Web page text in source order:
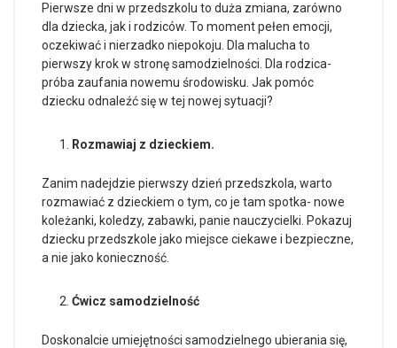
Pierwsze dni w przedszkolu to duża zmiana, zarówno
dla dziecka, jak i rodziców. To moment pełen emocji,
oczekiwać i nierzadko niepokoju. Dla malucha to
pierwszy krok w stronę samodzielności. Dla rodzica-
próba zaufania nowemu środowisku. Jak pomóc
dziecku odnaleźć się w tej nowej sytuacji?
Rozmawiaj z dzieckiem.
Zanim nadejdzie pierwszy dzień przedszkola, warto
rozmawiać z dzieckiem o tym, co je tam spotka- nowe
koleżanki, koledzy, zabawki, panie nauczycielki. Pokazuj
dziecku przedszkole jako miejsce ciekawe i bezpieczne,
a nie jako konieczność.
Ćwicz samodzielność
Doskonalcie umiejętności samodzielnego ubierania się,